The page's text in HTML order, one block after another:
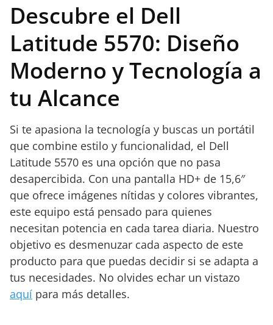
Descubre el Dell
Latitude 5570: Diseño
Moderno y Tecnología a
tu Alcance
Si te apasiona la tecnología y buscas un portátil
que combine estilo y funcionalidad, el Dell
Latitude 5570 es una opción que no pasa
desapercibida. Con una pantalla HD+ de 15,6″
que ofrece imágenes nítidas y colores vibrantes,
este equipo está pensado para quienes
necesitan potencia en cada tarea diaria. Nuestro
objetivo es desmenuzar cada aspecto de este
producto para que puedas decidir si se adapta a
tus necesidades. No olvides echar un vistazo
aquí para más detalles.